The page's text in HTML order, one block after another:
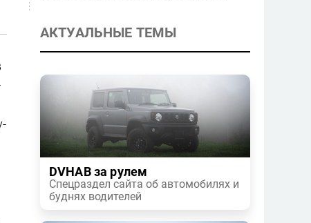
АКТУАЛЬНЫЕ ТЕМЫ
DVHAB за рулем
Спецраздел сайта об автомобилях и
буднях водителей